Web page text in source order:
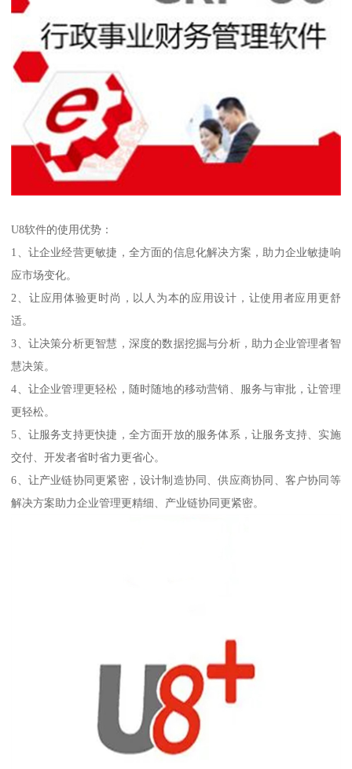
U8软件的使用优势：
1、让企业经营更敏捷，全方面的信息化解决方案，助力企业敏捷响
应市场变化。
2、让应用体验更时尚，以人为本的应用设计，让使用者应用更舒
适。
3、让决策分析更智慧，深度的数据挖掘与分析，助力企业管理者智
慧决策。
4、让企业管理更轻松，随时随地的移动营销、服务与审批，让管理
更轻松。
5、让服务支持更快捷，全方面开放的服务体系，让服务支持、实施
交付、开发者省时省力更省心。
6、让产业链协同更紧密，设计制造协同、供应商协同、客户协同等
解决方案助力企业管理更精细、产业链协同更紧密。